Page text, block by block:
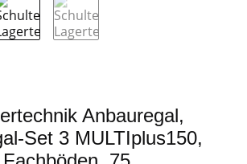
Anbauregal,
Set 3 MULTIplus150,